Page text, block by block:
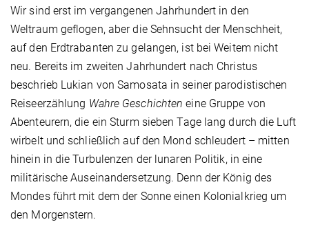
Wir sind erst im vergangenen Jahrhundert in den
Weltraum geflogen, aber die Sehnsucht der Menschheit,
auf den Erdtrabanten zu gelangen, ist bei Weitem nicht
neu. Bereits im zweiten Jahrhundert nach Christus
beschrieb Lukian von Samosata in seiner parodistischen
Reiseerzählung Wahre Geschichten eine Gruppe von
Abenteurern, die ein Sturm sieben Tage lang durch die Luft
wirbelt und schließlich auf den Mond schleudert – mitten
hinein in die Turbulenzen der lunaren Politik, in eine
militärische Auseinandersetzung. Denn der König des
Mondes führt mit dem der Sonne einen Kolonialkrieg um
den Morgenstern.